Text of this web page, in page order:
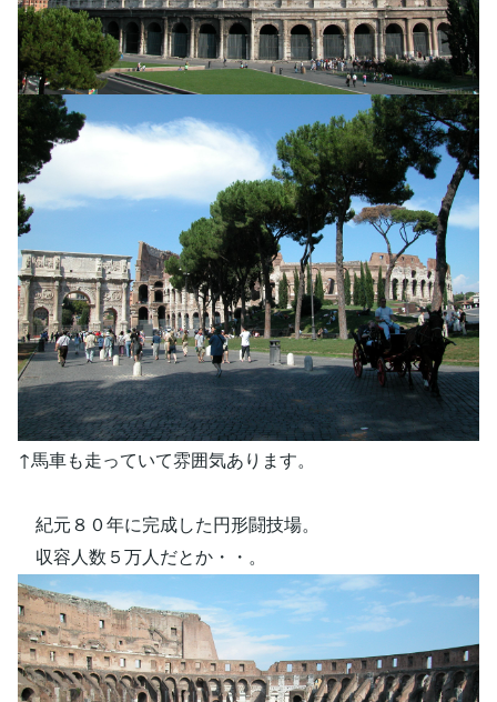
↑馬車も走っていて雰囲気あります。
紀元８０年に完成した円形闘技場。
収容人数５万人だとか・・。